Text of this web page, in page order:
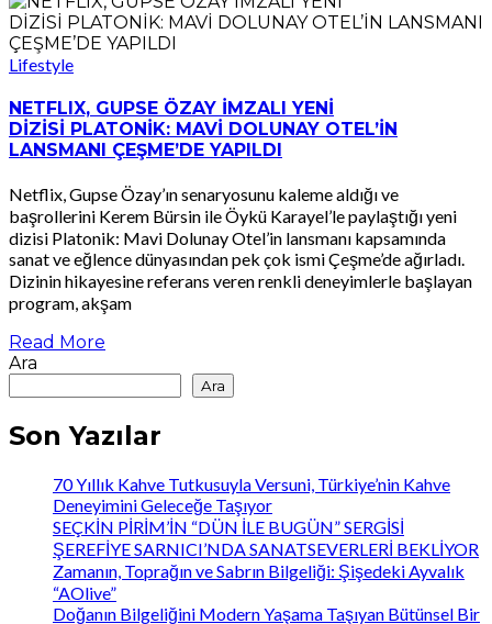
Lifestyle
NETFLIX, GUPSE ÖZAY İMZALI YENİ
DİZİSİ PLATONİK: MAVİ DOLUNAY OTEL’İN
LANSMANI ÇEŞME’DE YAPILDI
Netflix, Gupse Özay’ın senaryosunu kaleme aldığı ve
başrollerini Kerem Bürsin ile Öykü Karayel’le paylaştığı yeni
dizisi Platonik: Mavi Dolunay Otel’in lansmanı kapsamında
sanat ve eğlence dünyasından pek çok ismi Çeşme’de ağırladı.
Dizinin hikayesine referans veren renkli deneyimlerle başlayan
program, akşam
Read More
Ara
Ara
Son Yazılar
70 Yıllık Kahve Tutkusuyla Versuni, Türkiye’nin Kahve
Deneyimini Geleceğe Taşıyor
SEÇKİN PİRİM’İN “DÜN İLE BUGÜN” SERGİSİ
ŞEREFİYE SARNICI’NDA SANATSEVERLERİ BEKLİYOR
Zamanın, Toprağın ve Sabrın Bilgeliği: Şişedeki Ayvalık
“AOlive”
Doğanın Bilgeliğini Modern Yaşama Taşıyan Bütünsel Bir